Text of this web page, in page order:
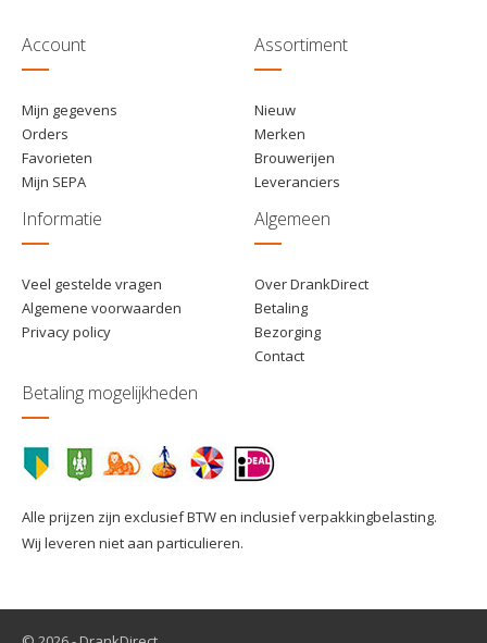
Account
Mijn gegevens
Orders
Favorieten
Mijn SEPA
Assortiment
Nieuw
Merken
Brouwerijen
Leveranciers
Informatie
Veel gestelde vragen
Algemene voorwaarden
Privacy policy
Algemeen
Over DrankDirect
Betaling
Bezorging
Contact
Betaling mogelijkheden
Alle prijzen zijn exclusief BTW en inclusief verpakkingbelasting.
Wij leveren niet aan particulieren.